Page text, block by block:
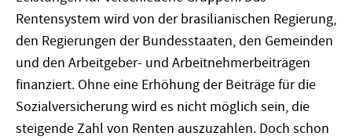
Rentensystem wird von der brasilianischen Regierung,
den Regierungen der Bundesstaaten, den Gemeinden
und den Arbeitgeber- und Arbeitnehmerbeiträgen
finanziert. Ohne eine Erhöhung der Beiträge für die
Sozialversicherung wird es nicht möglich sein, die
steigende Zahl von Renten auszuzahlen. Doch schon